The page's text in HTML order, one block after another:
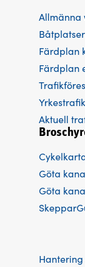
Allmänna
Färdplan
Färdplan
Aktuell
Göta
Göta